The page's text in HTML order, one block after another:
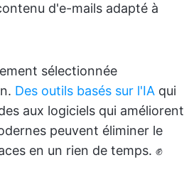
d'e-mails adapté à
sélectionnée
Des outils basés sur l'IA qui
aux logiciels qui améliorent
peuvent éliminer le
en un rien de temps. ✊